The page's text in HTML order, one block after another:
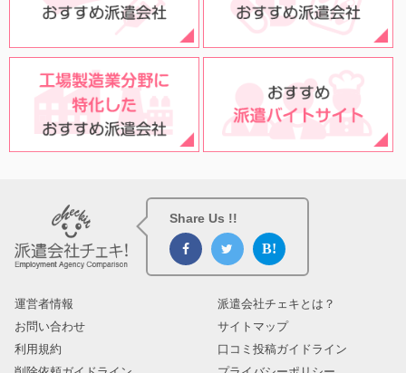
Share Us !!
運営者情報
派遣会社チェキとは？
お問い合わせ
サイトマップ
利用規約
口コミ投稿ガイドライン